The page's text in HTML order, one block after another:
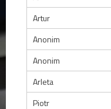
Artur
Anonim
Anonim
Arleta
Piotr